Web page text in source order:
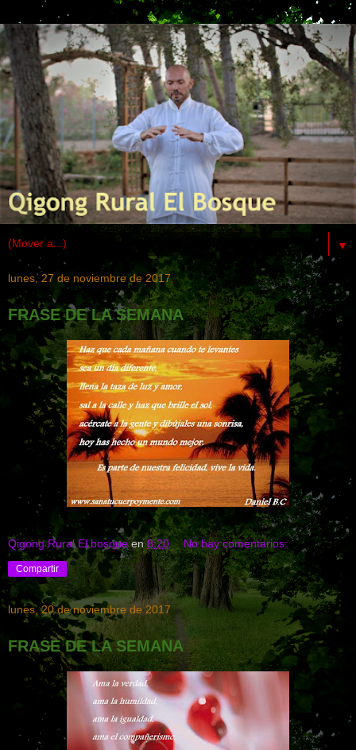
▼
lunes, 27 de noviembre de 2017
FRASE DE LA SEMANA
Qigong Rural El bosque en8:20 No hay comentarios:
Compartir
lunes, 20 de noviembre de 2017
FRASE DE LA SEMANA